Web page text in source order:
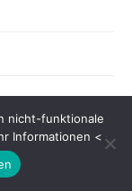
nicht-funktionale
Informationen <